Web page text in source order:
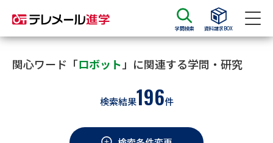
学問検索 資料請求BOX
資料請求 資料検索
大学・短大の資料種類から請求
関心ワード「ロボット 」に関連する学問・研究
検索結果196件